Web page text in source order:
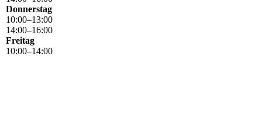
Donnerstag
10:00–13:00
14:00–16:00
Freitag
10:00–14:00